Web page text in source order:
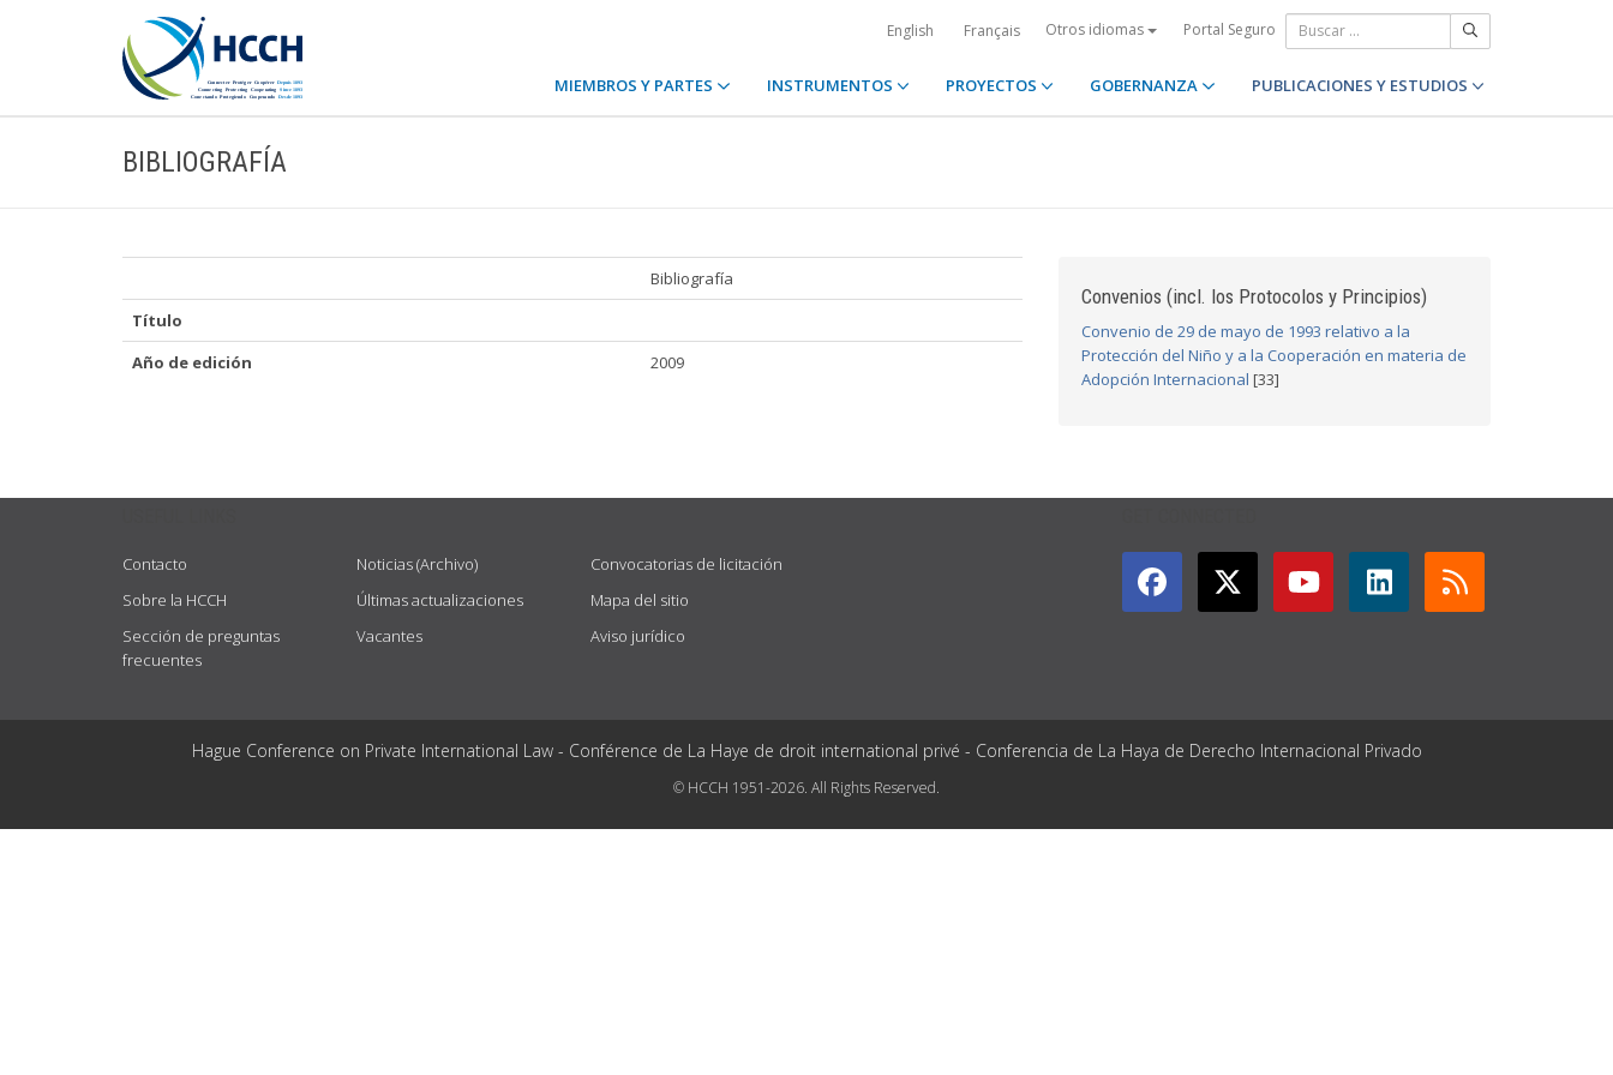
English Français Otros idiomas Portal Seguro
MIEMBROS Y PARTES INSTRUMENTOS PROYECTOS GOBERNANZA PUBLICACIONES Y ESTUDIOS
BIBLIOGRAFÍA
Bibliografía
Título
Año de edición
2009
Convenios (incl. los Protocolos y Principios)
Convenio de 29 de mayo de 1993 relativo a la
Protección del Niño y a la Cooperación en materia de
Adopción Internacional [33]
Contacto
Sobre la HCCH
Sección de preguntas
frecuentes
Noticias (Archivo)
Últimas actualizaciones
Vacantes
Convocatorias de licitación
Mapa del sitio
Aviso jurídico
Hague Conference on Private International Law - Conférence de La Haye de droit international privé - Conferencia de La Haya de Derecho Internacional Privado
© HCCH 1951-2026. All Rights Reserved.